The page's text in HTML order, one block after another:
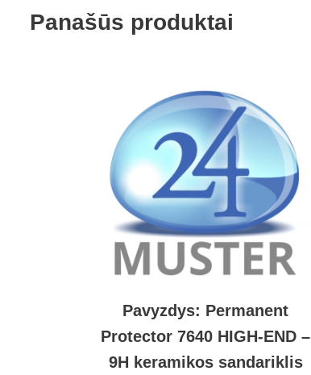
Panašūs produktai
Pavyzdys: Permanent
Protector 7640 HIGH-END –
9H keramikos sandariklis